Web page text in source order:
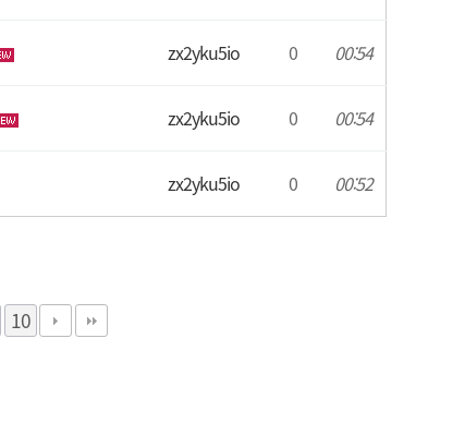
zx2yku5io 0 00:54
zx2yku5io 0 00:54
zx2yku5io 0 00:52
10